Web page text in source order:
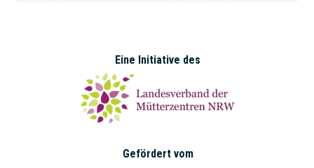
Eine Initiative des
Gefördert vom